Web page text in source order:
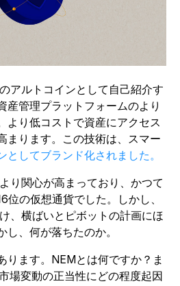
アルトコインとして自己紹介す
産管理プラットフォームのより
より低コストで資産にアクセス
まります。この技術は、スマー
としてブランド化されました。
り関心が高まっており、かつて
位の仮想通貨でした。しかし、
、横ばいとピボットの計画にほ
し、何が落ちたのか。
ります。NEMとは何ですか？ま
場変動の正当性にどの程度起因